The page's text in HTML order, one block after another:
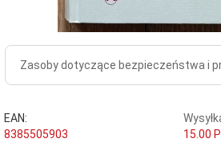
Zasoby dotyczące bezpieczeństwa i
EAN:
8385505903
15.00